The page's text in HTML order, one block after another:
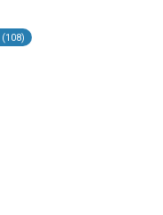
(108)